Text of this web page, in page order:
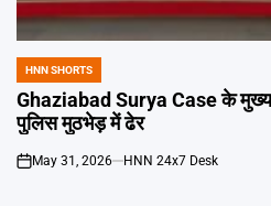
POSTED
IN
HNN SHORTS
Ghaziabad Surya Case के मुख्य
पुलिस मुठभेड़ में ढेर
on
May 31, 2026 HNN 24x7 Desk